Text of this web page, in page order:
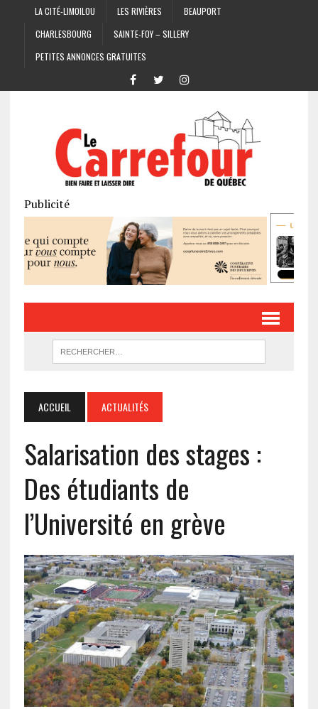
LA CITÉ-LIMOILOU LES RIVIÈRES
BEAUPORT
CHARLESBOURG
SAINTE-FOY – SILLERY
PETITES ANNONCES GRATUITES
Publicité
ACCUEIL ACTUALITÉS
Salarisation des stages :
Des étudiants de
l’Université en grève